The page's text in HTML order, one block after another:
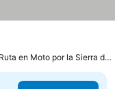
en Moto por la Sierra de